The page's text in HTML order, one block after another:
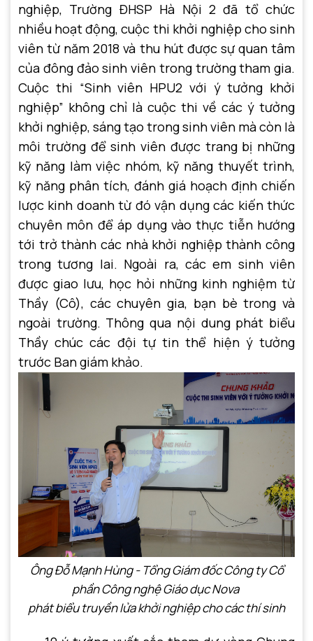
nghiệp, Trường ĐHSP Hà Nội 2 đã tổ chức
nhiều hoạt động, cuộc thi khởi nghiệp cho sinh
viên từ năm 2018 và thu hút được sự quan tâm
của đông đảo sinh viên trong trường tham gia.
Cuộc thi “Sinh viên HPU2 với ý tưởng khởi
nghiệp” không chỉ là cuộc thi về các ý tưởng
khởi nghiệp, sáng tạo trong sinh viên mà còn là
môi trường để sinh viên được trang bị những
kỹ năng làm việc nhóm, kỹ năng thuyết trình,
kỹ năng phân tích, đánh giá hoạch định chiến
lược kinh doanh từ đó vận dụng các kiến thức
chuyên môn để áp dụng vào thực tiễn hướng
tới trở thành các nhà khởi nghiệp thành công
trong tương lai. Ngoài ra, các em sinh viên
được giao lưu, học hỏi những kinh nghiệm từ
Thầy (Cô), các chuyên gia, bạn bè trong và
ngoài trường. Thông qua nội dung phát biểu
Thầy chúc các đội tự tin thể hiện ý tưởng
trước Ban giám khảo.
Ông Đỗ Mạnh Hùng - Tổng Giám đốc Công ty Cổ
phần Công nghệ Giáo dục Nova
phát biểu truyền lửa khởi nghiệp cho các thí sinh